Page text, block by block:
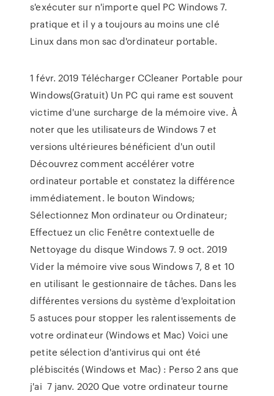
s'exécuter sur n'importe quel PC Windows 7.
pratique et il y a toujours au moins une clé
Linux dans mon sac d'ordinateur portable.
1 févr. 2019 Télécharger CCleaner Portable pour
Windows(Gratuit) Un PC qui rame est souvent
victime d'une surcharge de la mémoire vive. À
noter que les utilisateurs de Windows 7 et
versions ultérieures bénéficient d'un outil
Découvrez comment accélérer votre
ordinateur portable et constatez la différence
immédiatement. le bouton Windows;
Sélectionnez Mon ordinateur ou Ordinateur;
Effectuez un clic Fenêtre contextuelle de
Nettoyage du disque Windows 7. 9 oct. 2019
Vider la mémoire vive sous Windows 7, 8 et 10
en utilisant le gestionnaire de tâches. Dans les
différentes versions du système d'exploitation
5 astuces pour stopper les ralentissements de
votre ordinateur (Windows et Mac) Voici une
petite sélection d'antivirus qui ont été
plébiscités (Windows et Mac) : Perso 2 ans que
j'ai 7 janv. 2020 Que votre ordinateur tourne